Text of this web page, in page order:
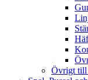
Övrigt till